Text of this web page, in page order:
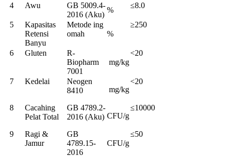
4 Awu
GB 5009.4-
2016 (Aku)
%
≤8.0
5
Kapasitas
Retensi
Banyu
Metode ing
omah
%
≥250
6 Gluten
R-
Biopharm
7001
mg/kg
<20
7 Kedelai
Neogen
8410
mg/kg
<20
8
Cacahing
Pelat Total
GB 4789.2-
2016 (Aku) CFU/g
≤10000
9
Ragi &
Jamur
GB
4789.15-
2016
CFU/g
≤50